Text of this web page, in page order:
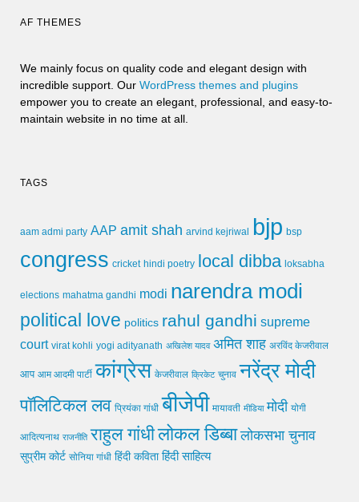
AF THEMES
We mainly focus on quality code and elegant design with
incredible support. Our WordPress themes and plugins
empower you to create an elegant, professional, and easy-to-
maintain website in no time at all.
TAGS
aam admi party AAP amit shah arvind kejriwal bjp bsp
congress cricket hindi poetry local dibba loksabha
elections mahatma gandhi modi narendra modi
political love politics rahul gandhi supreme
court virat kohli yogi adityanath अखिलेश यादव अमित शाह अरविंद केजरीवाल
आप आम आदमी पार्टी कांग्रेस केजरीवाल क्रिकेट चुनाव नरेंद्र मोदी
पॉलिटिकल लव प्रियंका गांधी बीजेपी मायावती मीडिया मोदी योगी
आदित्यनाथ राजनीति राहुल गांधीलोकल डिब्बा लोकसभा चुनाव
सुप्रीम कोर्ट सोनिया गांधी हिंदी कविता हिंदी साहित्य